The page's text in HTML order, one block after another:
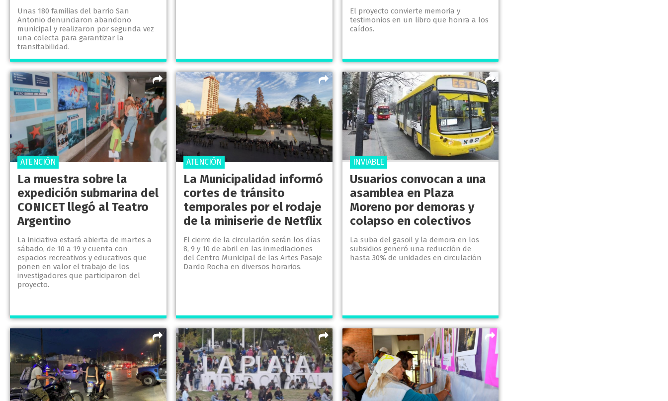
Unas 180 familias del barrio San
Antonio denunciaron abandono
municipal y realizaron por segunda vez
una colecta para garantizar la
transitabilidad.
El proyecto convierte memoria y
testimonios en un libro que honra a los
caídos.
La muestra sobre la
expedición submarina del
CONICET llegó al Teatro
Argentino
La iniciativa estará abierta de martes a
sábado, de 10 a 19 y cuenta con
espacios recreativos y educativos que
ponen en valor el trabajo de los
investigadores que participaron del
proyecto.
ATENCIÓN
La Municipalidad informó
cortes de tránsito
temporales por el rodaje
de la miniserie de Netflix
El cierre de la circulación serán los días
8, 9 y 10 de abril en las inmediaciones
del Centro Municipal de las Artes Pasaje
Dardo Rocha en diversos horarios.
ATENCIÓN
Usuarios convocan a una
asamblea en Plaza
Moreno por demoras y
colapso en colectivos
La suba del gasoil y la demora en los
subsidios generó una reducción de
hasta 30% de unidades en circulación
INVIABLE